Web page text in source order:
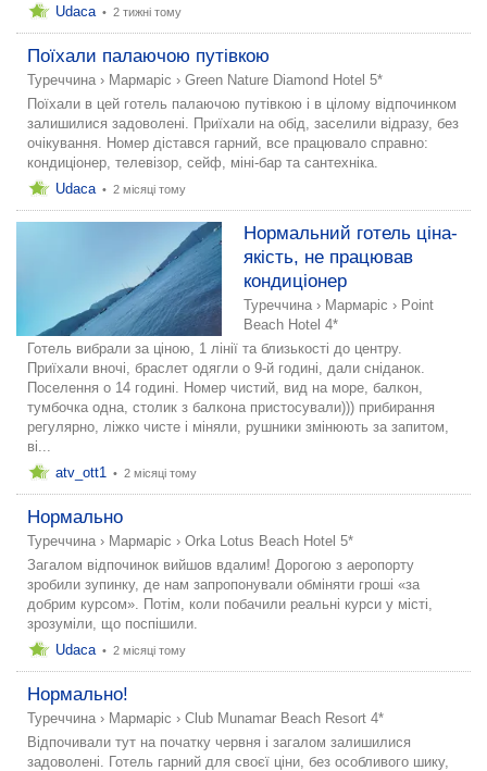
Udaca • 2 тижні тому
Поїхали палаючою путівкою
Туреччина › Мармаріс › Green Nature Diamond Hotel 5*
Поїхали в цей готель палаючою путівкою і в цілому відпочинком
залишилися задоволені. Приїхали на обід, заселили відразу, без
очікування. Номер дістався гарний, все працювало справно:
кондиціонер, телевізор, сейф, міні-бар та сантехніка.
Udaca • 2 місяці тому
Нормальний готель ціна-
якість, не працював
кондиціонер
Туреччина › Мармаріс › Point
Beach Hotel 4*
Готель вибрали за ціною, 1 лінії та близькості до центру.
Приїхали вночі, браслет одягли о 9-й годині, дали сніданок.
Поселення о 14 годині. Номер чистий, вид на море, балкон,
тумбочка одна, столик з балкона пристосували))) прибирання
регулярно, ліжко чисте і міняли, рушники змінюють за запитом,
ві...
atv_ott1
• 2 місяці тому
Нормально
Туреччина › Мармаріс › Orka Lotus Beach Hotel 5*
Загалом відпочинок вийшов вдалим! Дорогою з аеропорту
зробили зупинку, де нам запропонували обміняти гроші «за
добрим курсом». Потім, коли побачили реальні курси у місті,
зрозуміли, що поспішили.
Udaca • 2 місяці тому
Нормально!
Туреччина › Мармаріс › Club Munamar Beach Resort 4*
Відпочивали тут на початку червня і загалом залишилися
задоволені. Готель гарний для своєї ціни, без особливого шику,